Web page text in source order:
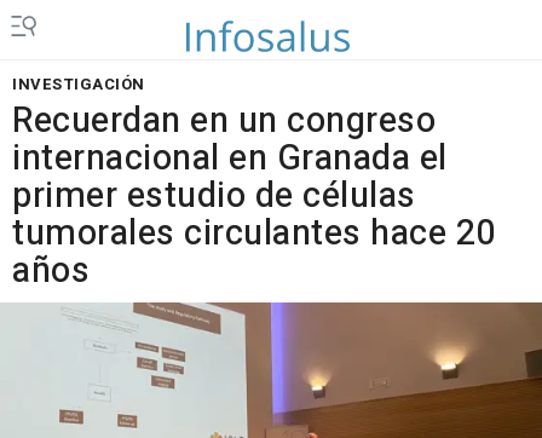
INVESTIGACIÓN
Recuerdan en un congreso
internacional en Granada el
primer estudio de células
tumorales circulantes hace 20
años